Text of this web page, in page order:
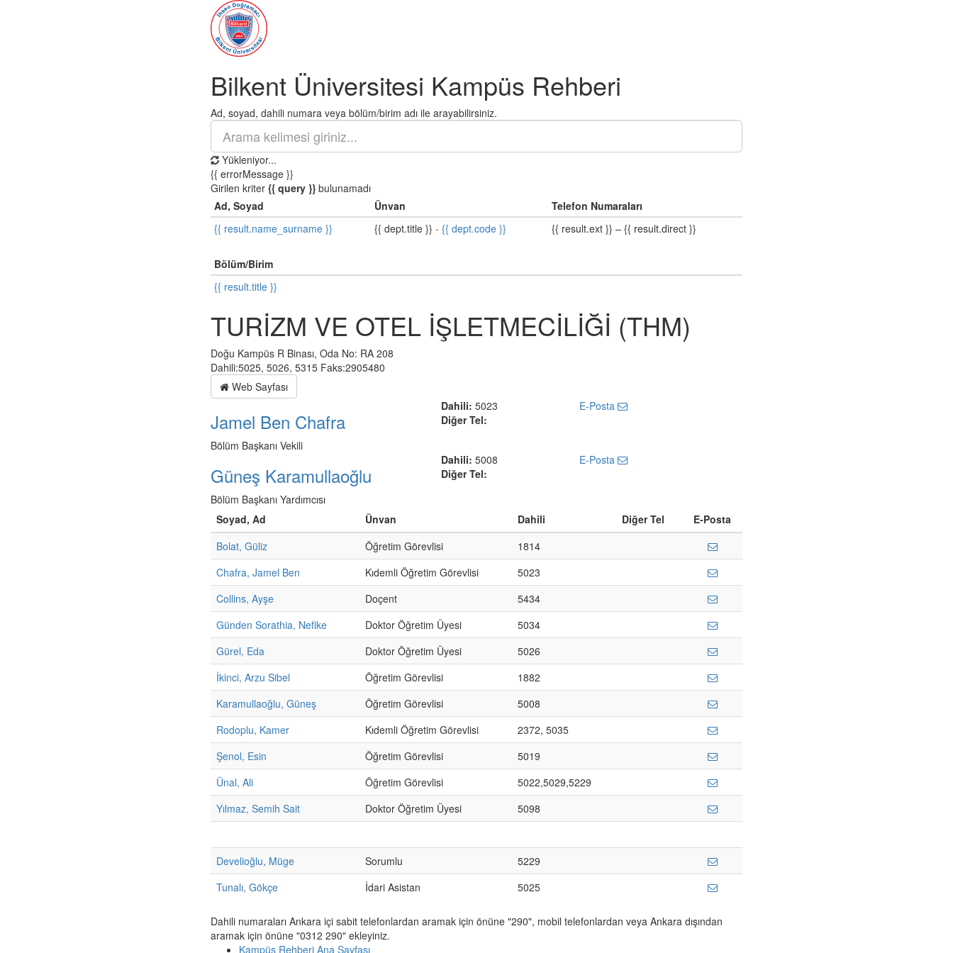
Bilkent Üniversitesi Kampüs Rehberi
Ad, soyad, dahili numara veya bölüm/birim adı ile arayabilirsiniz.
Yükleniyor...
{{ errorMessage }}
Girilen kriter {{ query }} bulunamadı
Ad, Soyad
Ünvan
Telefon Numaraları
{{ result.name_surname }}
{{ dept.title }} - {{ dept.code }} {{ result.ext }} – {{ result.direct }}
Bölüm/Birim
{{ result.title }}
TURİZM VE OTEL İŞLETMECİLİĞİ (THM)
Doğu Kampüs R Binası, Oda No: RA 208
Dahili:5025, 5026, 5315 Faks:2905480
Web Sayfası
Jamel Ben Chafra
Bölüm Başkanı Vekili
Dahili: 5023
Diğer Tel:
E-Posta
Güneş Karamullaoğlu
Bölüm Başkanı Yardımcısı
Dahili: 5008
Diğer Tel:
E-Posta
Soyad, Ad Ünvan Dahili Diğer Tel
E-Posta
Bolat, Güliz
Öğretim Görevlisi
1814
Chafra, Jamel Ben
Kıdemli Öğretim Görevlisi
5023
Collins, Ayşe
Doçent
5434
Günden Sorathia, Nefike
Doktor Öğretim Üyesi
5034
Gürel, Eda
Doktor Öğretim Üyesi
5026
İkinci, Arzu Sibel
Öğretim Görevlisi
1882
Karamullaoğlu, Güneş
Öğretim Görevlisi
5008
Rodoplu, Kamer
Kıdemli Öğretim Görevlisi
2372, 5035
Şenol, Esin
Öğretim Görevlisi
5019
Ünal, Ali
Öğretim Görevlisi
5022,5029,5229
Yılmaz, Semih Sait
Doktor Öğretim Üyesi 5098
Develioğlu, Müge Sorumlu
5229
Tunalı, Gökçe
İdari Asistan 5025
Dahili numaraları Ankara içi sabit telefonlardan aramak için önüne "290", mobil telefonlardan veya Ankara dışından
aramak için önüne "0312 290" ekleyiniz.
Kampüs Rehberi Ana Sayfası